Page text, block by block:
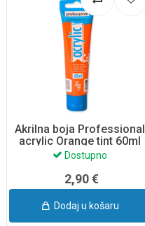
Akrilna boja Professional
acrylic Orange tint 60ml
Dostupno
2,90 €
Dodaj u košaru